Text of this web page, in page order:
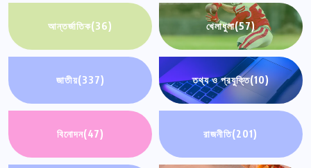
আন্তর্জাতিক(36) খেলাধুলা(57)
জাতীয়(337) তথ্য ও প্রযুক্তি(10)
বিনোদন(47) রাজনীতি(201)